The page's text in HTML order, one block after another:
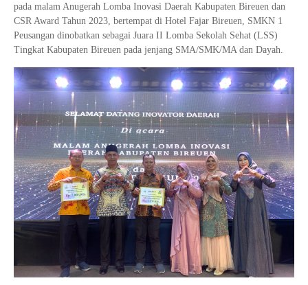
pada malam Anugerah Lomba Inovasi Daerah Kabupaten Bireuen dan
CSR Award Tahun 2023, bertempat di Hotel Fajar Bireuen, SMKN 1
Peusangan dinobatkan sebagai Juara II Lomba Sekolah Sehat (LSS)
Tingkat Kabupaten Bireuen pada jenjang SMA/SMK/MA dan Dayah.